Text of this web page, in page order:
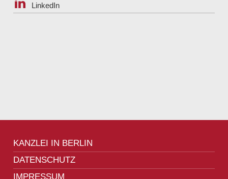
LinkedIn
KANZLEI IN BERLIN
DATENSCHUTZ
IMPRESSUM